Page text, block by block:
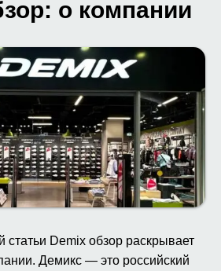
о компании
статьи Demix обзор раскрывает
Демикс — это российский